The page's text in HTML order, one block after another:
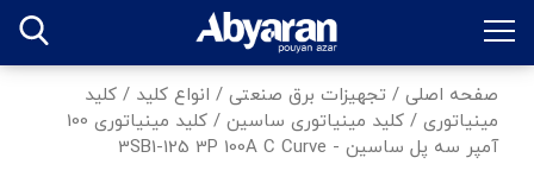
صفحه اصلی / تجهیزات برق صنعتی / انواع کلید / کلید
مینیاتوری / کلید مینیاتوری ساسین /
کلید مینیاتوری 100
آمپر سه پل ساسین - 3SB1-125 3P 100A C Curve